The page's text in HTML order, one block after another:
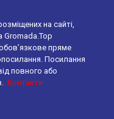
на сайті,
Gromada.Top
пряме
Посилання
повного або
Контакти